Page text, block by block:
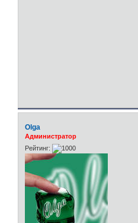
Olga
Администратор
Рейтинг: